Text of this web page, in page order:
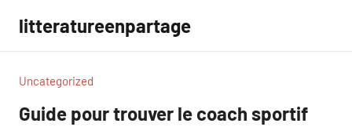
contenu
litteratureenpartage
Uncategorized
Guide pour trouver le coach sportif